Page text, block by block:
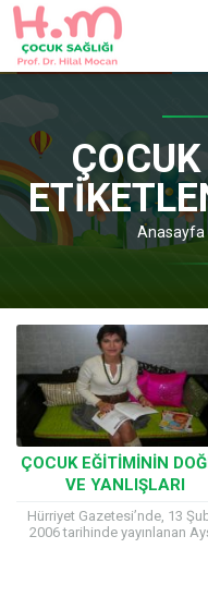
Anasayfa
ÇOCUK EĞITIMININ
VE YANLIŞLARI
Hürriyet Gazetesi’nde, 13
2006 tarihinde yayınlanan